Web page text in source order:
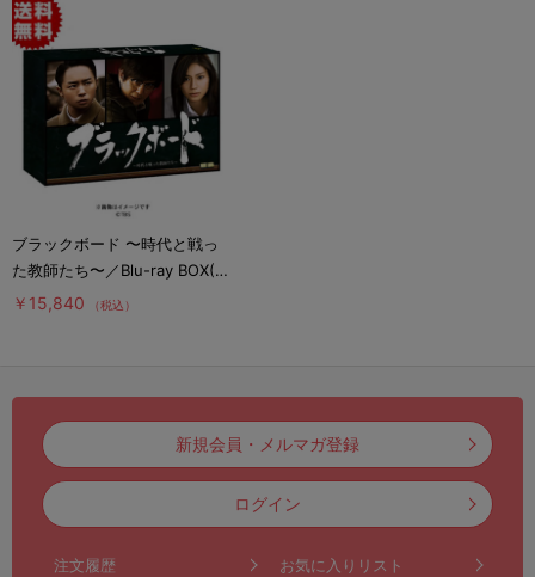
ブラックボード 〜時代と戦っ
た教師たち〜／Blu-ray BOX(4
枚組・送料無料)
￥15,840 （税込）
新規会員・メルマガ登録
ログイン
注文履歴 お気に入りリスト